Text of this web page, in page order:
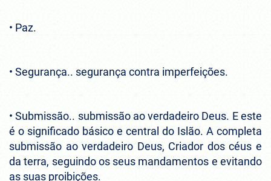
• Paz.
• Segurança.. segurança contra imperfeições.
• Submissão.. submissão ao verdadeiro Deus. E este
é o significado básico e central do Islão. A completa
submissão ao verdadeiro Deus, Criador dos céus e
da terra, seguindo os seus mandamentos e evitando
as suas proibições.